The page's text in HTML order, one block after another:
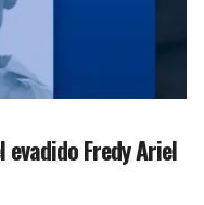
Fredy Ariel